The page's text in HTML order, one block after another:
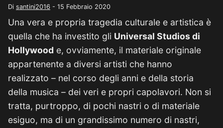
Di santini2016 - 15 Febbraio 2020
Una vera e propria tragedia culturale e artistica è
quella che ha investito gli Universal Studios di
Hollywood e, ovviamente, il materiale originale
appartenente a diversi artisti che hanno
realizzato – nel corso degli anni e della storia
della musica – dei veri e propri capolavori. Non si
tratta, purtroppo, di pochi nastri o di materiale
esiguo, ma di un grandissimo numero di nastri,